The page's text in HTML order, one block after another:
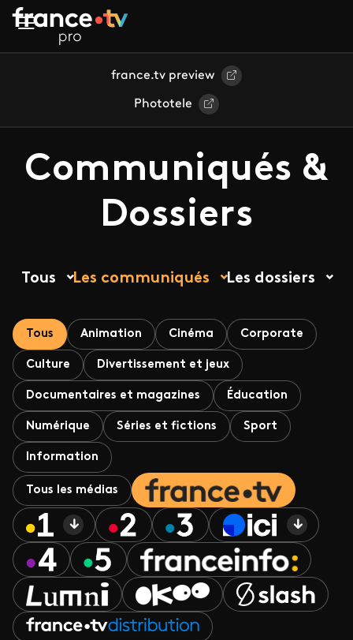
Aller au contenu principal
france.tv preview
Phototele
Communiqués &
Dossiers
Tous Les communiqués Les dossiers
Tous Animation Cinéma Corporate
Culture Divertissement et jeux
Documentaires et magazines Éducation
Numérique Séries et fictions Sport
Information
Tous les médias